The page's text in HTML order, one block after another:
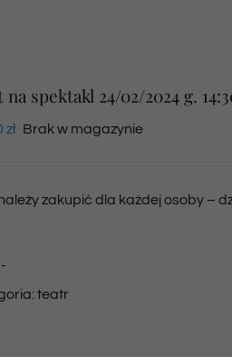
na spektakl 24/02/2024 g.
zł Brak w magazynie
zakupić dla każdej osoby –
-
teatr